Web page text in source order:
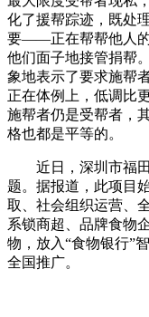
化了援帮踪迹，既处
要——正在帮帮他人的
他们面子地接管捐帮
象地表示了要求施帮
正在体例上，低调比
施帮者仍是受帮者，
格也都是平等的。
近日，深圳市福田
题。据报道，此项目
取、社会组织运营、
系锁商超、品牌食物
物，放入“食物银行”
全国推广。